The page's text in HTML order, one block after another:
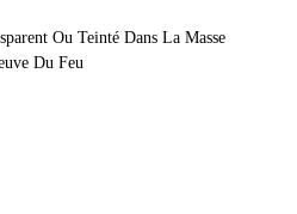
Ou Teinté Dans La Masse
Du Feu